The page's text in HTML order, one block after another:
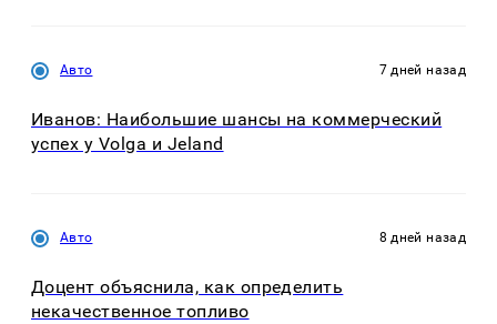
Авто 7 дней назад
Иванов: Наибольшие шансы на коммерческий
успех у Volga и Jeland
Авто 8 дней назад
Доцент объяснила, как определить
некачественное топливо